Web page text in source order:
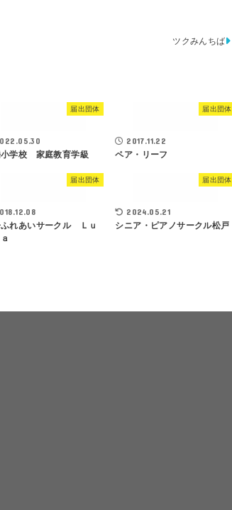
ツクみんちば
届出団体
学校 家庭教育学級
届出団体
2017.11.22
ペア・リーフ
届出団体
れあいサークル Ｌｕ
届出団体
2024.05.21
シニア・ピアノサークル松戸